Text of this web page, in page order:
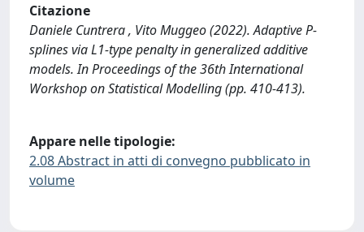
Citazione
Daniele Cuntrera , Vito Muggeo (2022). Adaptive P-
splines via L1-type penalty in generalized additive
models. In Proceedings of the 36th International
Workshop on Statistical Modelling (pp. 410-413).
Appare nelle tipologie:
2.08 Abstract in atti di convegno pubblicato in
volume